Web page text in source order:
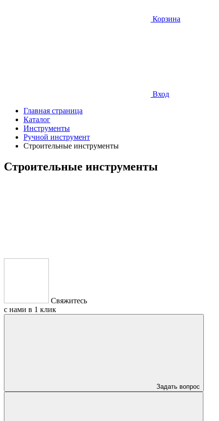
Корзина
Вход
Главная страница
Каталог
Инструменты
Ручной инструмент
Строительные инструменты
Строительные инструменты
Свяжитесь
с нами в 1 клик
Задать вопрос